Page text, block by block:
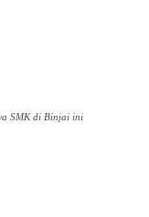
SMK di Binjai ini